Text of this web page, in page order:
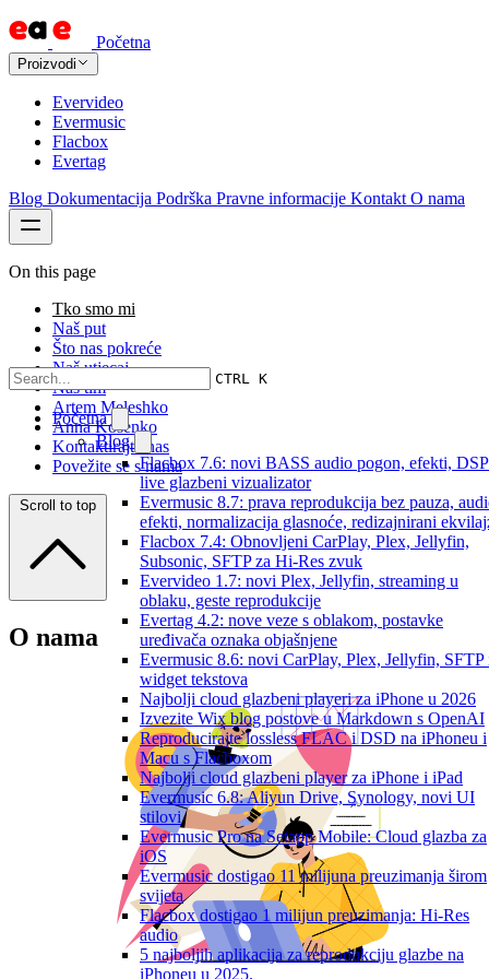
Početna
Proizvodi
Evervideo
Evermusic
Flacbox
Evertag
Blog Dokumentacija Podrška Pravne informacije Kontakt O nama
CTRL K
Početna
Blog
Flacbox 7.6: novi BASS audio pogon, efekti,
live glazbeni vizualizator
Evermusic 8.7: prava reprodukcija bez pauza,
efekti, normalizacija glasnoće, redizajnirani
Flacbox 7.4: Obnovljeni CarPlay, Plex, Jellyfin,
Subsonic, SFTP za Hi-Res zvuk
Evervideo 1.7: novi Plex, Jellyfin, streaming u
oblaku, geste reprodukcije
Evertag 4.2: nove veze s oblakom, postavke
uređivača oznaka objašnjene
Evermusic 8.6: novi CarPlay, Plex, Jellyfin, SFTP
widget tekstova
Najbolji cloud glazbeni playeri za iPhone u 2026
Izvezite Wix blog postove u Markdown s OpenAI
Reproducirajte lossless FLAC i DSD na iPhoneu i
Macu s Flacboxom
Najbolji cloud glazbeni player za iPhone i iPad
Evermusic 6.8: Aliyun Drive, Synology, novi UI
stilovi
Evermusic Pro na Setapp Mobile: Cloud glazba za
iOS
Evermusic dostigao 11 milijuna preuzimanja širom
svijeta
Flacbox dostigao 1 milijun preuzimanja: Hi-Res
audio
5 najboljih aplikacija za reprodukciju glazbe na
iPhoneu u 2025.
On this page
Tko smo mi
Naš put
Što nas pokreće
Naš utjecaj
Naš tim
Artem Meleshko
Anna Kosenko
Kontaktirajte nas
Povežite se s nama
Scroll to top
O nama